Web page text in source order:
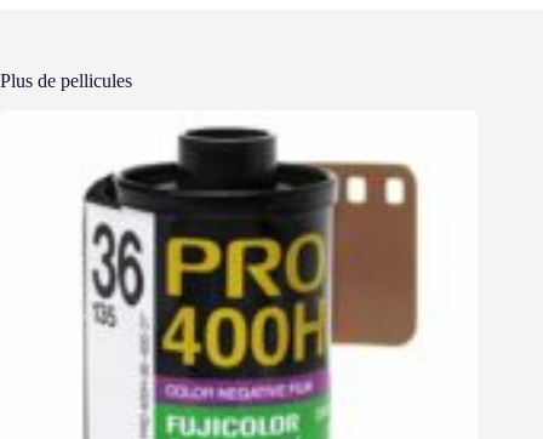
Plus de pellicules